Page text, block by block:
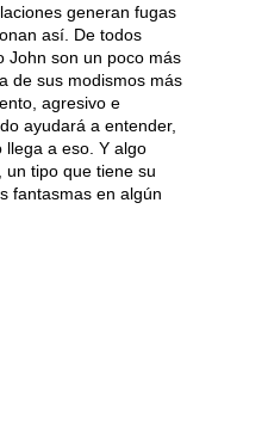
generan fugas
así. De todos
John son un poco más
de sus modismos más
agresivo e
ayudará a entender,
llega a eso. Y algo
un tipo que tiene su
fantasmas en algún